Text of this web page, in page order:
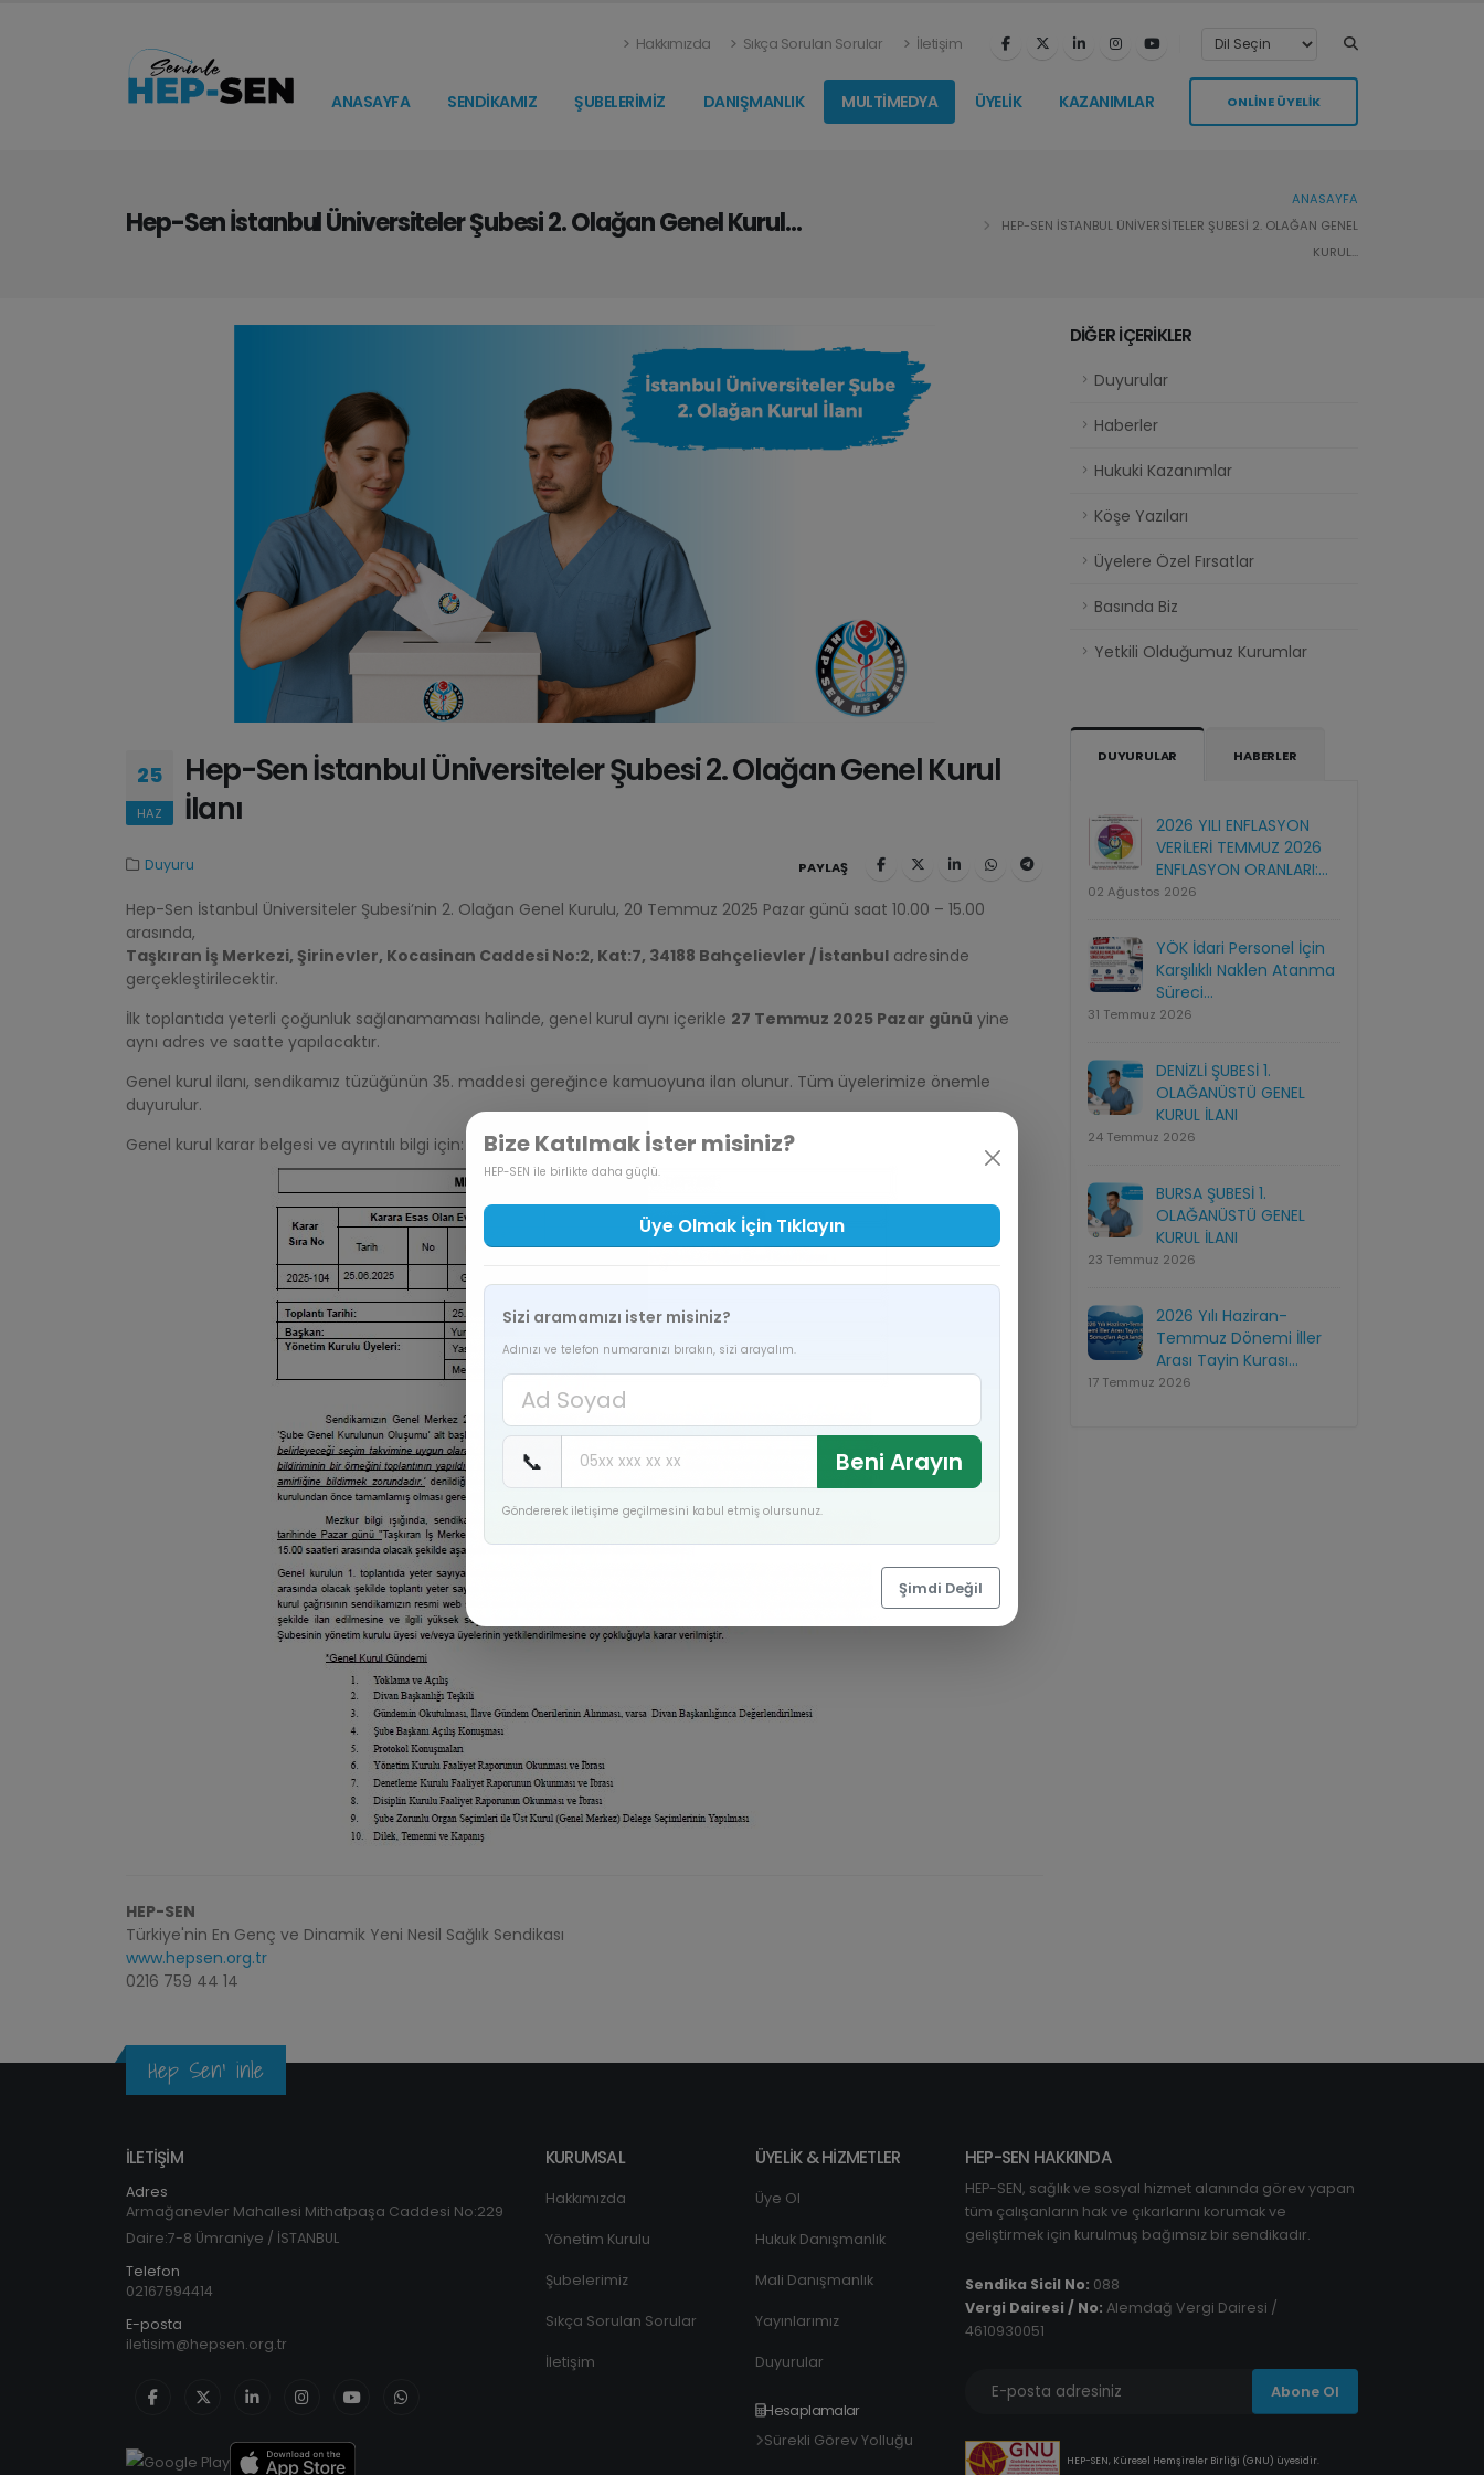
Hakkımızda Sıkça Sorulan Sorular İletişim
ANASAYFA SENDİKAMIZ ŞUBELERİMİZ DANIŞMANLIK MULTİMEDYA ÜYELİK KAZANIMLAR ONLİNE ÜYELİK
Hep-Sen İstanbul Üniversiteler Şubesi 2. Olağan Genel Kurul...
ANASAYFA
HEP-SEN İSTANBUL ÜNİVERSİTELER ŞUBESİ 2. OLAĞAN GENEL
KURUL...
DİĞER İÇERİKLER
Duyurular
Haberler
Hukuki Kazanımlar
Köşe Yazıları
Üyelere Özel Fırsatlar
Basında Biz
Yetkili Olduğumuz Kurumlar
DUYURULAR HABERLER
2026 YILI ENFLASYON
VERİLERİ TEMMUZ 2026
ENFLASYON ORANLARI:...
02 Ağustos 2026
YÖK İdari Personel İçin
Karşılıklı Naklen Atanma
Süreci...
31 Temmuz 2026
DENİZLİ ŞUBESİ 1.
OLAĞANÜSTÜ GENEL
KURUL İLANI
24 Temmuz 2026
BURSA ŞUBESİ 1.
OLAĞANÜSTÜ GENEL
KURUL İLANI
23 Temmuz 2026
2026 Yılı Haziran-
Temmuz Dönemi İller
Arası Tayin Kurası...
17 Temmuz 2026
25
HAZ
Hep-Sen İstanbul Üniversiteler Şubesi 2. Olağan Genel Kurul
İlanı
Duyuru PAYLAŞ
Hep-Sen İstanbul Üniversiteler Şubesi’nin 2. Olağan Genel Kurulu, 20 Temmuz 2025 Pazar günü saat 10.00 – 15.00
arasında,
Taşkıran İş Merkezi, Şirinevler, Kocasinan Caddesi No:2, Kat:7, 34188 Bahçelievler / İstanbul adresinde
gerçekleştirilecektir.
İlk toplantıda yeterli çoğunluk sağlanamaması halinde, genel kurul aynı içerikle 27 Temmuz 2025 Pazar günü yine
aynı adres ve saatte yapılacaktır.
Genel kurul ilanı, sendikamız tüzüğünün 35. maddesi gereğince kamuoyuna ilan olunur. Tüm üyelerimize önemle
duyurulur.
Genel kurul karar belgesi ve ayrıntılı bilgi için:
HEP-SEN
Türkiye'nin En Genç ve Dinamik Yeni Nesil Sağlık Sendikası
www.hepsen.org.tr
0216 759 44 14
Bize Katılmak İster misiniz?
HEP-SEN ile birlikte daha güçlü.
Üye Olmak İçin Tıklayın
Sizi aramamızı ister misiniz?
Adınızı ve telefon numaranızı bırakın, sizi arayalım.
📞 Beni Arayın
Göndererek iletişime geçilmesini kabul etmiş olursunuz.
Şimdi Değil
Hep Sen' inle
İLETİŞİM
Adres
Armağanevler Mahallesi Mithatpaşa Caddesi No:229
Daire:7-8 Ümraniye / İSTANBUL
Telefon
02167594414
E-posta
iletisim@hepsen.org.tr
KURUMSAL
Hakkımızda
Yönetim Kurulu
Şubelerimiz
Sıkça Sorulan Sorular
İletişim
ÜYELİK & HİZMETLER
Üye Ol
Hukuk Danışmanlık
Mali Danışmanlık
Yayınlarımız
Duyurular
Hesaplamalar
Sürekli Görev Yolluğu
HEP-SEN HAKKINDA
HEP-SEN, sağlık ve sosyal hizmet alanında görev yapan
tüm çalışanların hak ve çıkarlarını korumak ve
geliştirmek için kurulmuş bağımsız bir sendikadır.
Sendika Sicil No: 088
Vergi Dairesi / No: Alemdağ Vergi Dairesi /
4610930051
Abone Ol
HEP-SEN, Küresel Hemşireler Birliği (GNU) üyesidir.